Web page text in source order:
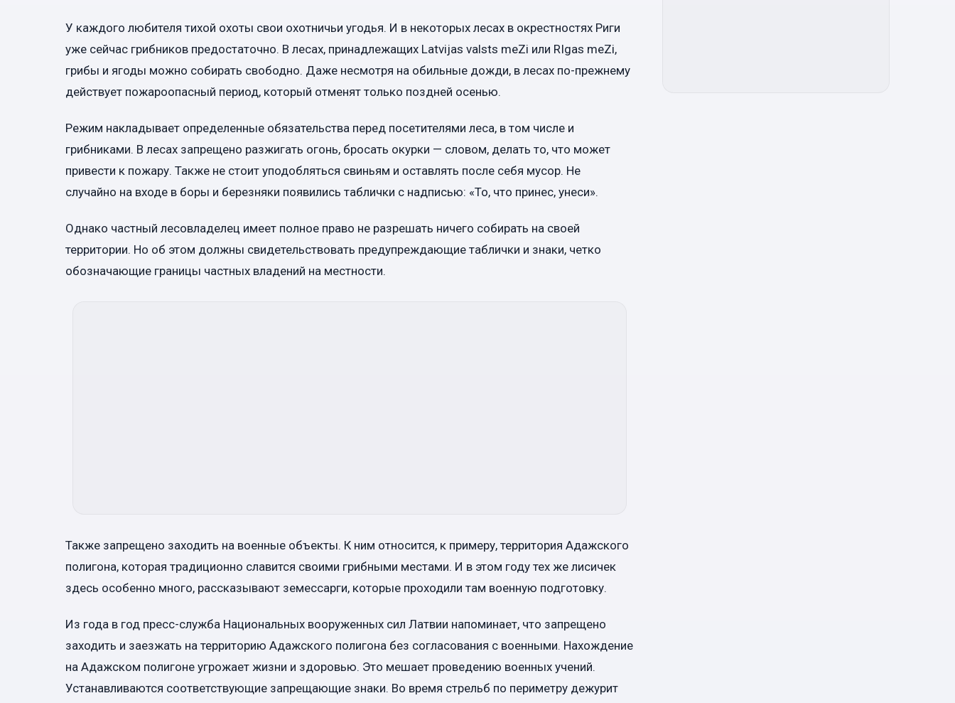
У каждого любителя тихой охоты свои охотничьи угодья. И в некоторых лесах в окрестностях Риги
уже сейчас грибников предостаточно. В лесах, принадлежащих Latvijas valsts meZi или RIgas meZi,
грибы и ягоды можно собирать свободно. Даже несмотря на обильные дожди, в лесах по-прежнему
действует пожароопасный период, который отменят только поздней осенью.
Режим накладывает определенные обязательства перед посетителями леса, в том числе и
грибниками. В лесах запрещено разжигать огонь, бросать окурки — словом, делать то, что может
привести к пожару. Также не стоит уподобляться свиньям и оставлять после себя мусор. Не
случайно на входе в боры и березняки появились таблички с надписью: «То, что принес, унеси».
Однако частный лесовладелец имеет полное право не разрешать ничего собирать на своей
территории. Но об этом должны свидетельствовать предупреждающие таблички и знаки, четко
обозначающие границы частных владений на местности.
Также запрещено заходить на военные объекты. К ним относится, к примеру, территория Адажского
полигона, которая традиционно славится своими грибными местами. И в этом году тех же лисичек
здесь особенно много, рассказывают земессарги, которые проходили там военную подготовку.
Из года в год пресс-служба Национальных вооруженных сил Латвии напоминает, что запрещено
заходить и заезжать на территорию Адажского полигона без согласования с военными. Нахождение
на Адажском полигоне угрожает жизни и здоровью. Это мешает проведению военных учений.
Устанавливаются соответствующие запрещающие знаки. Во время стрельб по периметру дежурит